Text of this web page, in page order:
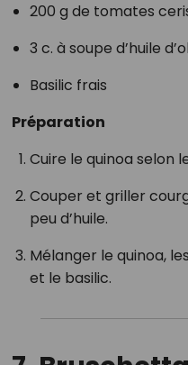
200 g de tomates
3 c. à soupe d’huile
Basilic frais
Préparation
Cuire le quinoa selon
Couper et griller
peu d’huile.
Mélanger le quinoa,
et le basilic.